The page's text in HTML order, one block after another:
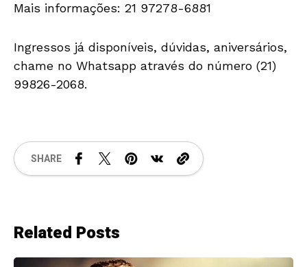
Mais informações: 21 97278-6881
Ingressos já disponíveis, dúvidas, aniversários,
chame no Whatsapp através do número (21)
99826-2068.
SHARE
Related Posts